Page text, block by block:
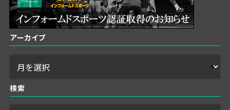
アーカイブ
検索